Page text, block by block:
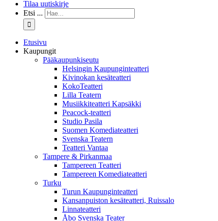
Tilaa uutiskirje
Etsi ...
Etusivu
Kaupungit
Pääkaupunkiseutu
Helsingin Kaupunginteatteri
Kivinokan kesäteatteri
KokoTeatteri
Lilla Teatern
Musiikkiteatteri Kapsäkki
Peacock-teatteri
Studio Pasila
Suomen Komediateatteri
Svenska Teatern
Teatteri Vantaa
Tampere & Pirkanmaa
Tampereen Teatteri
Tampereen Komediateatteri
Turku
Turun Kaupunginteatteri
Kansanpuiston kesäteatteri, Ruissalo
Linnateatteri
Åbo Svenska Teater